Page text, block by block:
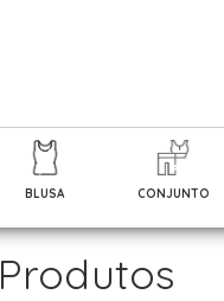
BLUSA CONJUNTO
Produtos